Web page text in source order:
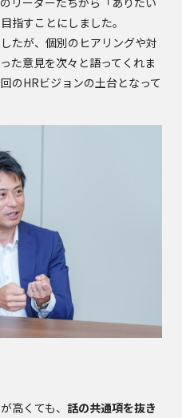
指すことにしました。
たが、個別のヒアリングや対
た意見を次々と語ってくれま
のHRビジョンの土台となって
高くても、 話の共通項を抜き